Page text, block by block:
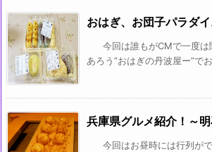
おはぎ、お団子パラダイ
今回は誰もがCMで一度は
あろう”おはぎの丹波屋ー”で
兵庫県グルメ紹介！～
今回はお昼時には行列が